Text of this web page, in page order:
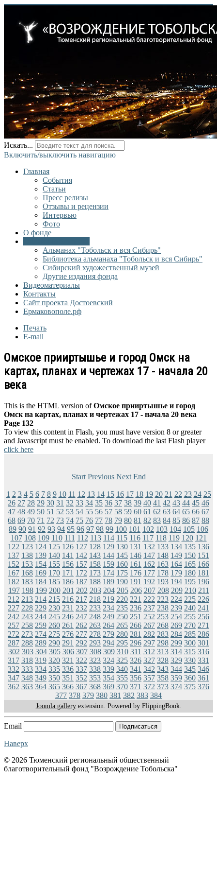
Искать...
Включить/выключить навигацию
Главная
События
Статьи
Пресс релизы
Отзывы и рецензии
Интервью
Фото
О фонде
Альманах "Тобольск и вся Сибирь"
Библиотека альманаха "Тобольск и вся Сибирь"
Сибирский художественный музей
Другие издания фонда
Видеоматериалы
Контакты
Сайт проекта Достоевский
Ермаковополе.рф
Печать
E-mail
Омское прииртышье и город Омск на
картах, планах и чертежах 17 - начала 20
века
This is the HTML version ofОмское прииртышье и город
Омск на картах, планах и чертежах 17 - начала 20 века
Page 132
To view this content in Flash, you must have version 8 or greater
and Javascript must be enabled. To download the last Flash player
click here
Start Previous Next End
1 2 3 4 5 6 7 8 9 10 11 12 13 14 15 16 17 18 19 20 21 22 23 24 25
26 27 28 29 30 31 32 33 34 35 36 37 38 39 40 41 42 43 44 45 46
47 48 49 50 51 52 53 54 55 56 57 58 59 60 61 62 63 64 65 66 67
68 69 70 71 72 73 74 75 76 77 78 79 80 81 82 83 84 85 86 87 88
89 90 91 92 93 94 95 96 97 98 99 100 101 102 103 104 105 106
107 108 109 110 111 112 113 114 115 116 117 118 119 120 121
122 123 124 125 126 127 128 129 130 131 132 133 134 135 136
137 138 139 140 141 142 143 144 145 146 147 148 149 150 151
152 153 154 155 156 157 158 159 160 161 162 163 164 165 166
167 168 169 170 171 172 173 174 175 176 177 178 179 180 181
182 183 184 185 186 187 188 189 190 191 192 193 194 195 196
197 198 199 200 201 202 203 204 205 206 207 208 209 210 211
212 213 214 215 216 217 218 219 220 221 222 223 224 225 226
227 228 229 230 231 232 233 234 235 236 237 238 239 240 241
242 243 244 245 246 247 248 249 250 251 252 253 254 255 256
257 258 259 260 261 262 263 264 265 266 267 268 269 270 271
272 273 274 275 276 277 278 279 280 281 282 283 284 285 286
287 288 289 290 291 292 293 294 295 296 297 298 299 300 301
302 303 304 305 306 307 308 309 310 311 312 313 314 315 316
317 318 319 320 321 322 323 324 325 326 327 328 329 330 331
332 333 334 335 336 337 338 339 340 341 342 343 344 345 346
347 348 349 350 351 352 353 354 355 356 357 358 359 360 361
362 363 364 365 366 367 368 369 370 371 372 373 374 375 376
377 378 379 380 381 382 383 384
Joomla galleryextension. Powered by FlippingBook.
Email Подписаться
Наверх
© 2026 Тюменский региональный общественный
благотворительный фонд "Возрождение Тобольска"